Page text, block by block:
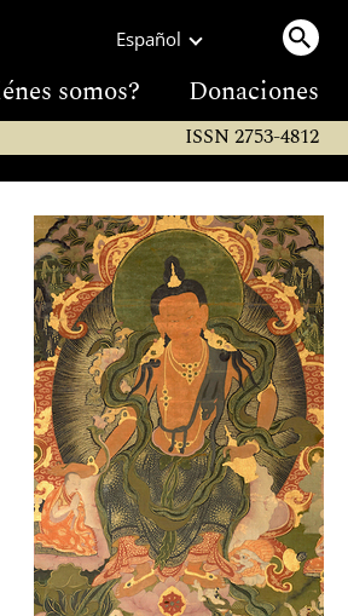
Español
somos? Donaciones
ISSN 2753-4812